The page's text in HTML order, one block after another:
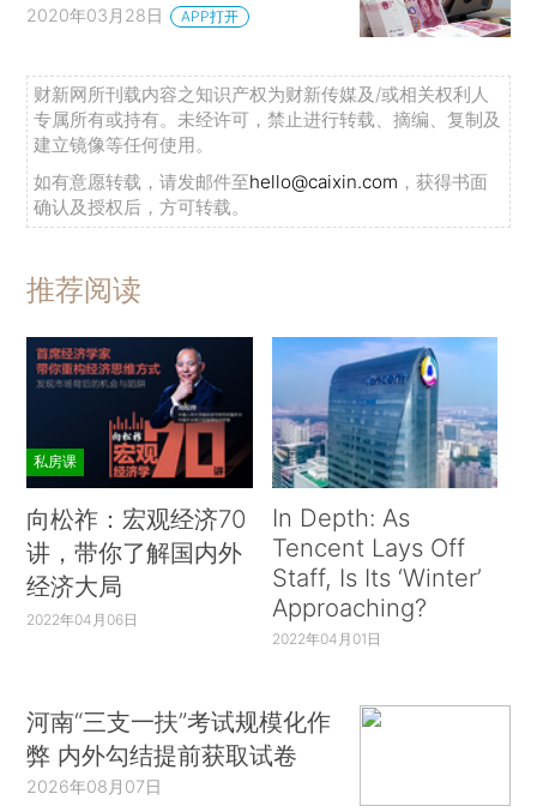
2020年03月28日 APP打开
财新网所刊载内容之知识产权为财新传媒及/或相关权利人
专属所有或持有。未经许可，禁止进行转载、摘编、复制及
建立镜像等任何使用。
如有意愿转载，请发邮件至hello@caixin.com ，获得书面
确认及授权后，方可转载。
推荐阅读
私房课
向松祚：宏观经济70
讲，带你了解国内外
经济大局
2022年04月06日
In Depth: As
Tencent Lays Off
Staff, Is Its ‘Winter’
Approaching?
2022年04月01日
河南“三支一扶”考试规模化作
弊 内外勾结提前获取试卷
2026年08月07日